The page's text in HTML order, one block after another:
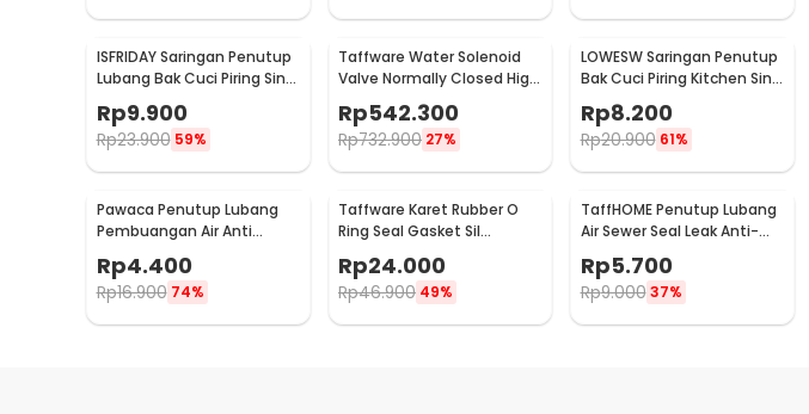
ISFRIDAY Saringan Penutup
Lubang Bak Cuci Piring Sink
Rp9.900
Rp23.900 59%
Taffware Water Solenoid
Valve Normally Closed High
2 Inch - 2W-500-50
Rp542.300
Rp732.900 27%
LOWESW Saringan Penutup
Bak Cuci Piring Kitchen Sink
Filter - F291
Rp8.200
Rp20.900 61%
Pawaca Penutup Lubang
Pembuangan Air Anti
Rp4.400
Rp16.900 74%
Taffware Karet Rubber O
Ring Seal Gasket Sil
8085
Rp24.000
Rp46.900 49%
TaffHOME Penutup Lubang
Air Sewer Seal Leak Anti-
SJ226
Rp5.700
Rp9.000 37%